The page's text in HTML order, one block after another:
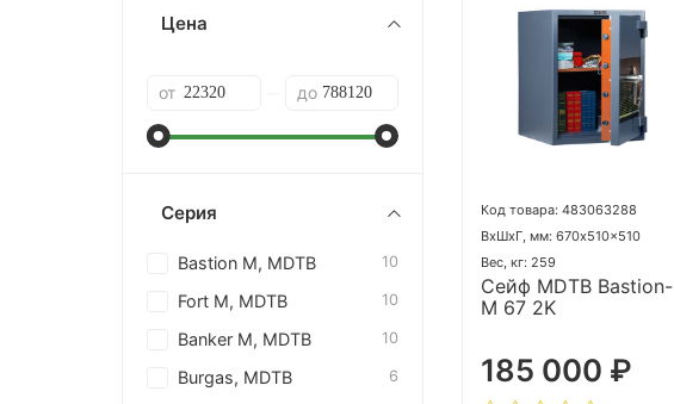
Код товара: 483063288
ВхШхГ, мм: 670x510x510
Вес, кг: 259
Сейф MDTB Bastion-
M 67 2K
185 000 ₽
Цена
от до
Серия
Bastion M, MDTB 10
Fort M, MDTB 10
Banker M, MDTB 10
Burgas, MDTB 6